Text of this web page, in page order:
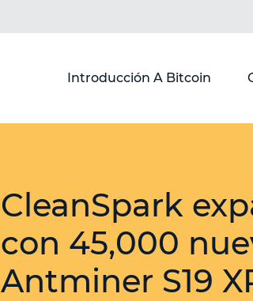
Introducción A Bitcoin
CleanSpark
con 45,000
Antminer S19